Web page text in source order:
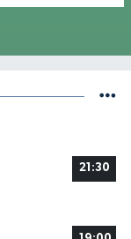
21:30